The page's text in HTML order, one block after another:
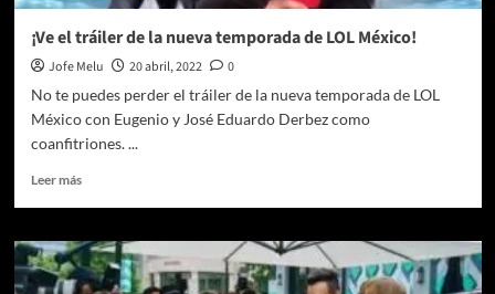
¡Ve el tráiler de la nueva temporada de LOL México!
Jofe Melu 20 abril, 2022
0
No te puedes perder el tráiler de la nueva temporada de LOL
México con Eugenio y José Eduardo Derbez como
coanfitriones. ...
Leer másLeer
¡Ve
el
tráiler